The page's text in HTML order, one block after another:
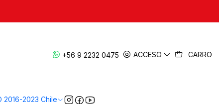
+56 9 2232 0475 ACCESO CARRO
2016-2023 Chile
de freno 319mm Toyota Hilux REVO